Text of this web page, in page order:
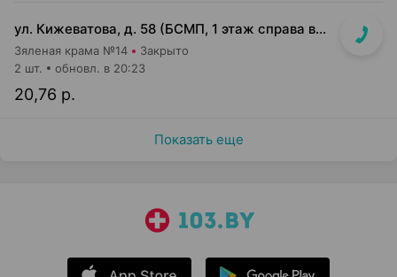
ул. Кижеватова, д. 58 (БСМП, 1 этаж справа возле служебного входа)
Зяленая крама №14 Закрыто
20,76 р.
2 шт. обновл. в 20:23
Показать еще